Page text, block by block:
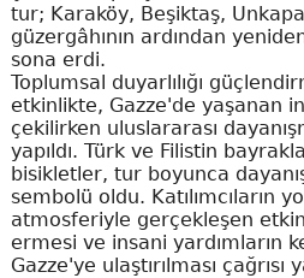
tur; Karaköy, Beşiktaş,
güzergâhının ardından
sona erdi.
Toplumsal duyarlılığı
etkinlikte, Gazze'de yaşanan
çekilirken uluslararası
yapıldı. Türk ve Filistin
bisikletler, tur boyunca
sembolü oldu. Katılımcıların
atmosferiyle gerçekleşen
ermesi ve insani yardımların
Gazze'ye ulaştırılması çağrısı